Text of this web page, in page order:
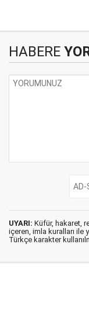
HABERE
UYARI: Küfür, hakaret,
içeren, imla kuralları ile
Türkçe karakter